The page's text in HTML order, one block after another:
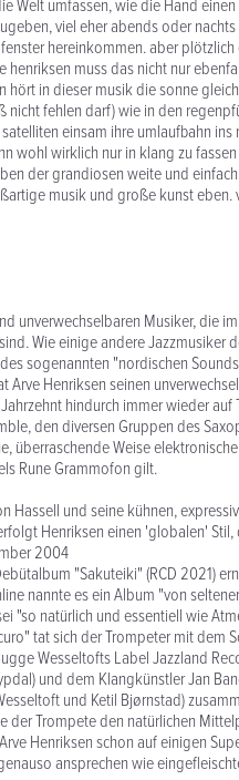
Welt umfassen, wie die Hand
viel eher abends oder
hereinkommen. aber
muss das nicht nur
hört in dieser musik die sonne
nicht fehlen darf) wie in den
einsam ihre umlaufbahn ins
wohl wirklich nur in klang zu
der grandiosen weite und
musik und große kunst eben.
unverwechselbaren Musiker, die
Wie einige andere Jazzmusiker
sogenannten "nordischen
Henriksen seinen
hindurch immer wieder auf
den diversen Gruppen des
überraschende Weise
Rune Grammofon gilt.
Hassell und seine kühnen,
Henriksen einen 'globalen'
2004
"Sakuteiki" (RCD 2021)
nannte es ein Album "von
"so natürlich und essentiell wie
tat sich der Trompeter mit dem
Wesseltofts Label Jazzland
und dem Klangkünstler Jan
und Ketil Bjørnstad)
der Trompete den natürlichen
Henriksen schon auf einigen
ansprechen wie